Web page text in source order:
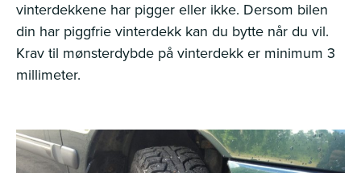
vinterdekkene har pigger eller ikke. Dersom bilen
din har piggfrie vinterdekk kan du bytte når du vil.
Krav til mønsterdybde på vinterdekk er minimum 3
millimeter.